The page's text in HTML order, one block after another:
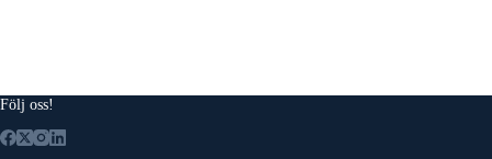
Följ oss!